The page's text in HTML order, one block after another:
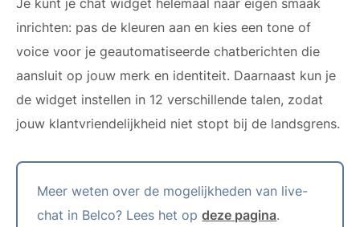
inrichten: pas de kleuren aan en kies een tone of
voice voor je geautomatiseerde chatberichten die
aansluit op jouw merk en identiteit. Daarnaast kun je
de widget instellen in 12 verschillende talen, zodat
jouw klantvriendelijkheid niet stopt bij de landsgrens.
Meer weten over de mogelijkheden van live-
chat in Belco? Lees het opdeze pagina.